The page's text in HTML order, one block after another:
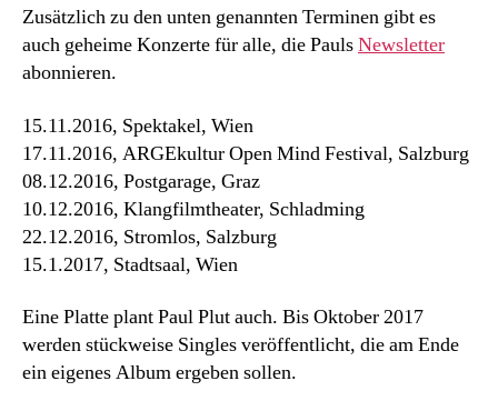
Zusätzlich zu den unten genannten Terminen gibt es
auch geheime Konzerte für alle, die PaulsNewsletter
abonnieren.
15.11.2016, Spektakel, Wien
17.11.2016, ARGEkultur Open Mind Festival, Salzburg
08.12.2016, Postgarage, Graz
10.12.2016, Klangfilmtheater, Schladming
22.12.2016, Stromlos, Salzburg
15.1.2017, Stadtsaal, Wien
Eine Platte plant Paul Plut auch. Bis Oktober 2017
werden stückweise Singles veröffentlicht, die am Ende
ein eigenes Album ergeben sollen.